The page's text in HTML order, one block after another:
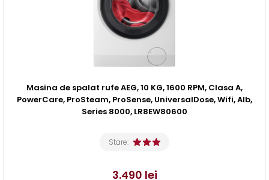
Masina de spalat rufe AEG, 10 KG, 1600 RPM, Clasa A,
PowerCare, ProSteam, ProSense, UniversalDose, Wifi, Alb,
Series 8000, LR8EW80600
Stare:
3.490 lei